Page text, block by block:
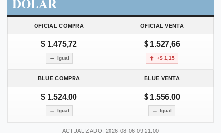
OFICIAL COMPRA OFICIAL VENTA
$ 1.475,72
Igual
$ 1.527,66
+$ 1,15
BLUE COMPRA BLUE VENTA
$ 1.524,00
Igual
$ 1.556,00
Igual
ACTUALIZADO: 2026-08-06 09:21:00